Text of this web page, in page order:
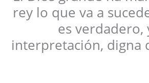
rey lo que va a
es verdadero,
interpretación, digna